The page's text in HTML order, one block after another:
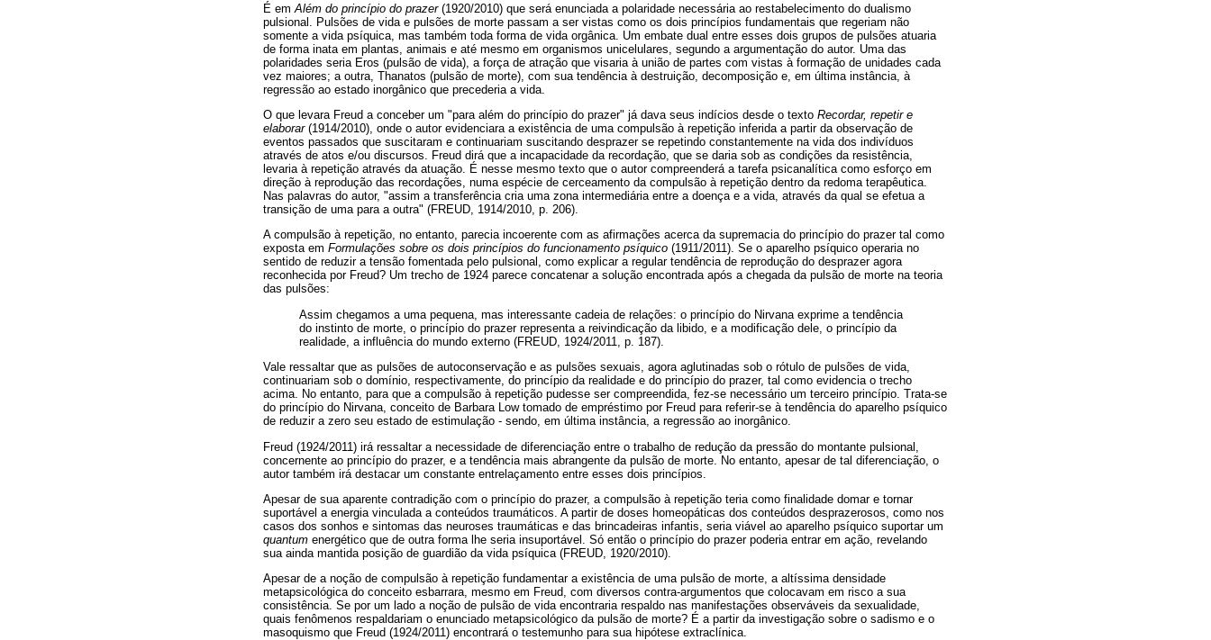
É em Além do princípio do prazer(1920/2010) que será enunciada a polaridade necessária ao restabelecimento do dualismo
pulsional. Pulsões de vida e pulsões de morte passam a ser vistas como os dois princípios fundamentais que regeriam não
somente a vida psíquica, mas também toda forma de vida orgânica. Um embate dual entre esses dois grupos de pulsões atuaria
de forma inata em plantas, animais e até mesmo em organismos unicelulares, segundo a argumentação do autor. Uma das
polaridades seria Eros (pulsão de vida), a força de atração que visaria à união de partes com vistas à formação de unidades cada
vez maiores; a outra, Thanatos (pulsão de morte), com sua tendência à destruição, decomposição e, em última instância, à
regressão ao estado inorgânico que precederia a vida.
O que levara Freud a conceber um "para além do princípio do prazer" já dava seus indícios desde o texto Recordar, repetir e
elaborar(1914/2010), onde o autor evidenciara a existência de uma compulsão à repetição inferida a partir da observação de
eventos passados que suscitaram e continuariam suscitando desprazer se repetindo constantemente na vida dos indivíduos
através de atos e/ou discursos. Freud dirá que a incapacidade da recordação, que se daria sob as condições da resistência,
levaria à repetição através da atuação. É nesse mesmo texto que o autor compreenderá a tarefa psicanalítica como esforço em
direção à reprodução das recordações, numa espécie de cerceamento da compulsão à repetição dentro da redoma terapêutica.
Nas palavras do autor, "assim a transferência cria uma zona intermediária entre a doença e a vida, através da qual se efetua a
transição de uma para a outra" (FREUD, 1914/2010, p. 206).
A compulsão à repetição, no entanto, parecia incoerente com as afirmações acerca da supremacia do princípio do prazer tal como
exposta em Formulações sobre os dois princípios do funcionamento psíquico (1911/2011). Se o aparelho psíquico operaria no
sentido de reduzir a tensão fomentada pelo pulsional, como explicar a regular tendência de reprodução do desprazer agora
reconhecida por Freud? Um trecho de 1924 parece concatenar a solução encontrada após a chegada da pulsão de morte na teoria
das pulsões:
Assim chegamos a uma pequena, mas interessante cadeia de relações: o princípio do Nirvana exprime a tendência
do instinto de morte, o princípio do prazer representa a reivindicação da libido, e a modificação dele, o princípio da
realidade, a influência do mundo externo (FREUD, 1924/2011, p. 187).
Vale ressaltar que as pulsões de autoconservação e as pulsões sexuais, agora aglutinadas sob o rótulo de pulsões de vida,
continuariam sob o domínio, respectivamente, do princípio da realidade e do princípio do prazer, tal como evidencia o trecho
acima. No entanto, para que a compulsão à repetição pudesse ser compreendida, fez-se necessário um terceiro princípio. Trata-se
do princípio do Nirvana, conceito de Barbara Low tomado de empréstimo por Freud para referir-se à tendência do aparelho psíquico
de reduzir a zero seu estado de estimulação - sendo, em última instância, a regressão ao inorgânico.
Freud (1924/2011) irá ressaltar a necessidade de diferenciação entre o trabalho de redução da pressão do montante pulsional,
concernente ao princípio do prazer, e a tendência mais abrangente da pulsão de morte. No entanto, apesar de tal diferenciação, o
autor também irá destacar um constante entrelaçamento entre esses dois princípios.
Apesar de sua aparente contradição com o princípio do prazer, a compulsão à repetição teria como finalidade domar e tornar
suportável a energia vinculada a conteúdos traumáticos. A partir de doses homeopáticas dos conteúdos desprazerosos, como nos
casos dos sonhos e sintomas das neuroses traumáticas e das brincadeiras infantis, seria viável ao aparelho psíquico suportar um
quantum energético que de outra forma lhe seria insuportável. Só então o princípio do prazer poderia entrar em ação, revelando
sua ainda mantida posição de guardião da vida psíquica (FREUD, 1920/2010).
Apesar de a noção de compulsão à repetição fundamentar a existência de uma pulsão de morte, a altíssima densidade
metapsicológica do conceito esbarrara, mesmo em Freud, com diversos contra-argumentos que colocavam em risco a sua
consistência. Se por um lado a noção de pulsão de vida encontraria respaldo nas manifestações observáveis da sexualidade,
quais fenômenos respaldariam o enunciado metapsicológico da pulsão de morte? É a partir da investigação sobre o sadismo e o
masoquismo que Freud (1924/2011) encontrará o testemunho para sua hipótese extraclínica.